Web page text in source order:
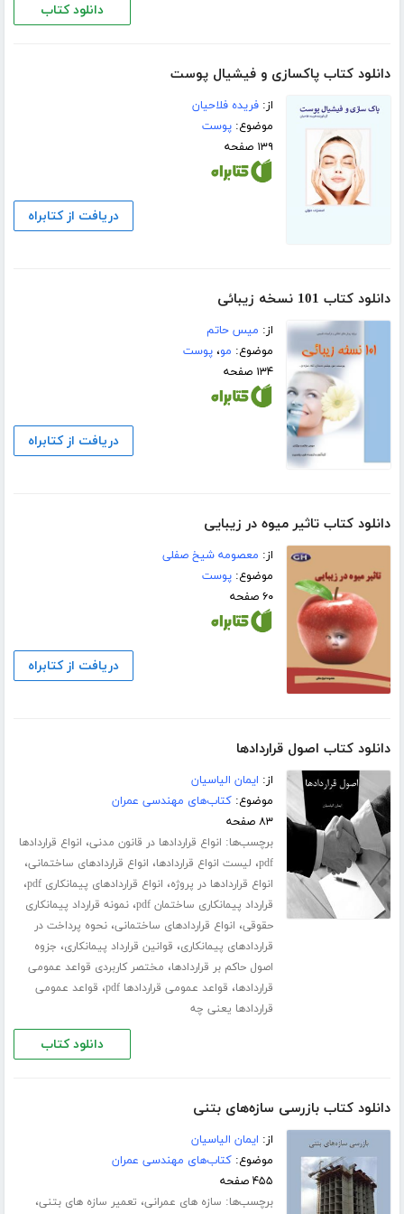
دانلود کتاب
دانلود کتاب پاکسازی و فیشیال پوست
از:فریده فلاحیان
موضوع:پوست
۱۳۹ صفحه
دریافت از کتابراه
دانلود کتاب 101 نسخه زیبائی
از: میس حاتم
موضوع: مو،پوست
۱۳۴ صفحه
دریافت از کتابراه
دانلود کتاب تاثیر میوه در زیبایی
از: معصومه شیخ صفلی
موضوع:پوست
۶۰ صفحه
دریافت از کتابراه
دانلود کتاب اصول قراردادها
از: ایمان الیاسیان
موضوع:کتاب‌های مهندسی عمران
۸۳ صفحه
برچسب‌ها: انواع قراردادها در قانون مدنی، انواع قراردادها
pdf، لیست انواع قراردادها، انواع قراردادهای ساختمانی،
انواع قراردادها در پروژه، انواع قراردادهای پیمانکاری pdf ،
قرارداد پیمانکاری ساختمان pdf ،نمونه قرارداد پیمانکاری
حقوقی، انواع قراردادهای ساختمانی،نحوه پرداخت در
قراردادهای پیمانکاری، قوانین قرارداد پیمانکاری، جزوه
اصول حاکم بر قراردادها، مختصر کاربردی قواعد عمومی
قراردادها، قواعد عمومی قراردادها pdf ، قواعد عمومی
قراردادها یعنی چه
دانلود کتاب
دانلود کتاب بازرسی سازه‌های بتنی
از: ایمان الیاسیان
موضوع:کتاب‌های مهندسی عمران
۴۵۵ صفحه
برچسب‌ها: سازه های عمرانی، تعمیر سازه های بتنی،